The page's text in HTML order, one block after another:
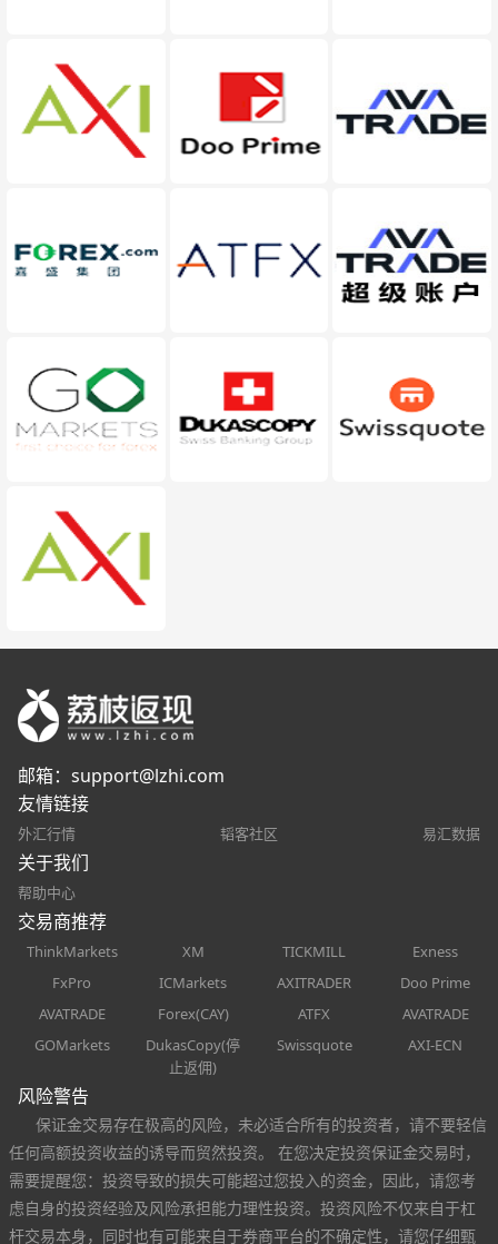
邮箱： support@lzhi.com
友情链接
外汇行情 韬客社区 易汇数据
关于我们
帮助中心
交易商推荐
ThinkMarkets XM TICKMILL
Exness
FxPro
ICMarkets AXITRADER
Doo Prime
AVATRADE
Forex(CAY) ATFX
AVATRADE
GOMarkets
DukasCopy(停
止返佣)
Swissquote AXI-ECN
风险警告
保证金交易存在极高的风险，未必适合所有的投资者，请不要轻信
任何高额投资收益的诱导而贸然投资。 在您决定投资保证金交易时，
需要提醒您：投资导致的损失可能超过您投入的资金，因此，请您考
虑自身的投资经验及风险承担能力理性投资。投资风险不仅来自于杠
杆交易本身，同时也有可能来自于券商平台的不确定性，请您仔细甄